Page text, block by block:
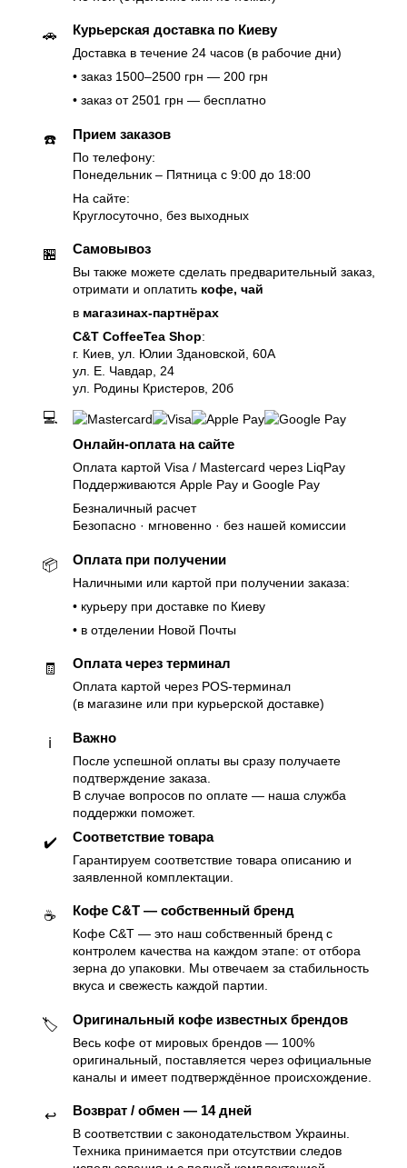
🚗 Курьерская доставка по Киеву
Доставка в течение 24 часов (в рабочие дни)
• заказ 1500–2500 грн — 200 грн
• заказ от 2501 грн — бесплатно
☎️ Прием заказов
По телефону:
Понедельник – Пятница с 9:00 до 18:00
На сайте:
Круглосуточно, без выходных
🏪 Самовывоз
Вы также можете сделать предварительный заказ,
отримати и оплатить кофе, чай
в магазинах-партнёрах
C&T CoffeeTea Shop:
г. Киев, ул. Юлии Здановской, 60А
ул. Е. Чавдар, 24
ул. Родины Кристеров, 20б
💻
Онлайн-оплата на сайте
Оплата картой Visa / Mastercard через LiqPay
Поддерживаются Apple Pay и Google Pay
Безналичный расчет
Безопасно · мгновенно · без нашей комиссии
📦 Оплата при получении
Наличными или картой при получении заказа:
• курьеру при доставке по Киеву
• в отделении Новой Почты
🧾 Оплата через терминал
Оплата картой через POS-терминал
(в магазине или при курьерской доставке)
ℹ️ Важно
После успешной оплаты вы сразу получаете
подтверждение заказа.
В случае вопросов по оплате — наша служба
поддержки поможет.
✔️ Соответствие товара
Гарантируем соответствие товара описанию и
заявленной комплектации.
☕️ Кофе C&T — собственный бренд
Кофе C&T — это наш собственный бренд с
контролем качества на каждом этапе: от отбора
зерна до упаковки. Мы отвечаем за стабильность
вкуса и свежесть каждой партии.
🏷 Оригинальный кофе известных брендов
Весь кофе от мировых брендов — 100%
оригинальный, поставляется через официальные
каналы и имеет подтверждённое происхождение.
↩️ Возврат / обмен — 14 дней
В соответствии с законодательством Украины.
Техника принимается при отсутствии следов